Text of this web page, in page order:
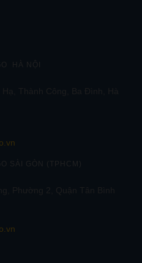
HÀ NỘI
SÀI GÒN (TPHCM)